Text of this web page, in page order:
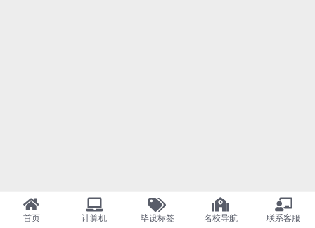
首页 计算机 毕设标签 名校导航 联系客服